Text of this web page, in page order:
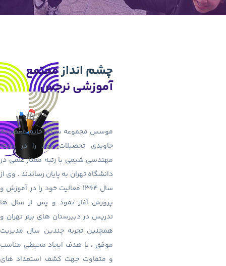
موسس مجموعه سرکار خانم معصومه
جاویدی تحصیلات خود را در رشته
مهندسی شیمی با رتبه ممتاز علمی در
دانشگاه تهران به پایان رساندند . وی از
سال 1364 فعالیت خود را در آموزش و
پرورش آغاز نمود و پس از سال ها
تدریس در دبیرستان های برتر تهران و
همچنین تجربه چندین سال مدیریت
موفق ، با هدف ایجاد محیطی مناسب
و متفاوت جهت کشف استعداد های